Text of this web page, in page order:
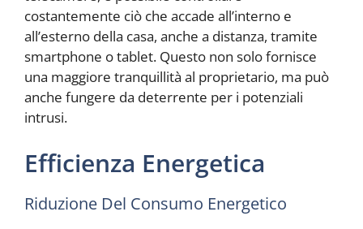
costantemente ciò che accade all’interno e
all’esterno della casa, anche a distanza, tramite
smartphone o tablet. Questo non solo fornisce
una maggiore tranquillità al proprietario, ma può
anche fungere da deterrente per i potenziali
intrusi.
Efficienza Energetica
Riduzione Del Consumo Energetico